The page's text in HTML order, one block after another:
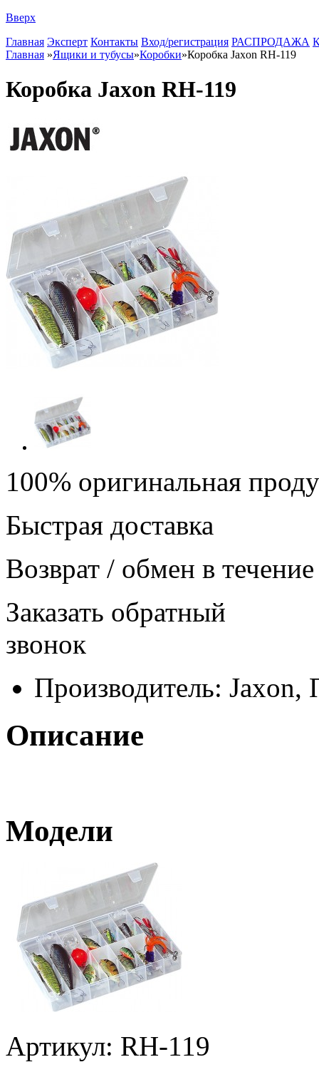
Вверх
Главная Эксперт Контакты Вход/регистрация РАСПРОДАЖА
Главная »Ящики и тубусы»Коробки»Коробка Jaxon RH-119
Коробка Jaxon RH-119
100% оригинальная
Быстрая доставка
Возврат / обмен в
Заказать обратный
звонок
Производитель: Jaxon,
Описание
Модели
Артикул: RH-119